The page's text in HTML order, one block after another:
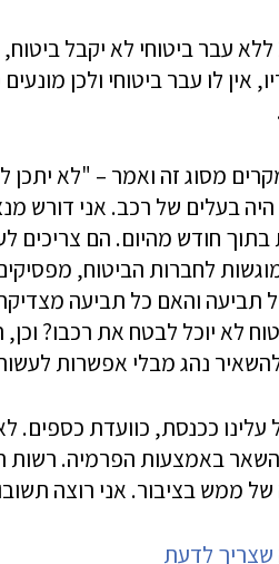
אין לו עבר ביטוחי ולכן
מסוג זה ואמר – "לא יתכן
בעלים של רכב. אני דורש
חודש מהיום. הם צריכים
לחברות הביטוח,
תביעה והאם כל תביעה
לא יוכל לבטח את רכבו?
נהג מבלי אפשרות
ככנסת, כוועדת כספים.
באמצעות הפרמיה. רשות
של ממש בציבור. אני רוצה
שצריך לדעת